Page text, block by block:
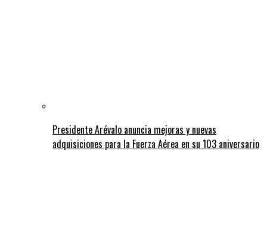
Presidente Arévalo anuncia mejoras y nuevas
adquisiciones para la Fuerza Aérea en su 103 aniversario